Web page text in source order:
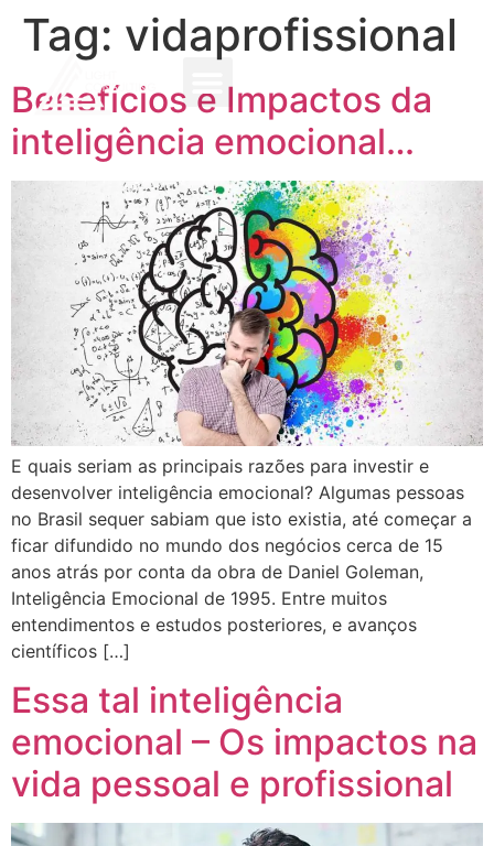
Tag: vidaprofissional
Benefícios e Impactos da
inteligência emocional…
E quais seriam as principais razões para investir e
desenvolver inteligência emocional? Algumas pessoas
no Brasil sequer sabiam que isto existia, até começar a
ficar difundido no mundo dos negócios cerca de 15
anos atrás por conta da obra de Daniel Goleman,
Inteligência Emocional de 1995. Entre muitos
entendimentos e estudos posteriores, e avanços
científicos […]
Essa tal inteligência
emocional – Os impactos na
vida pessoal e profissional